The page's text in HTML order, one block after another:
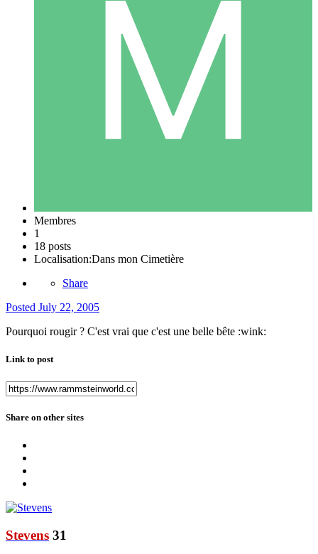
Membres
1
18 posts
Localisation:Dans mon Cimetière
Share
Posted July 22, 2005
Pourquoi rougir ? C'est vrai que c'est une belle bête :wink:
Link to post
Share on other sites
Stevens 31